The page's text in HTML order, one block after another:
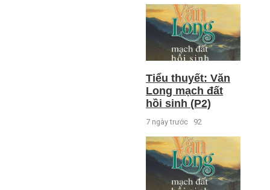
Tiểu thuyết: Văn
Long mạch đất
hồi sinh (P2)
7 ngày trước 92